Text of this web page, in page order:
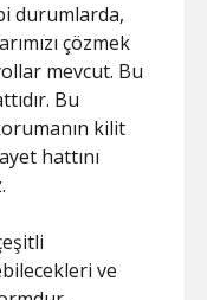
durumlarda,
çözmek
mevcut. Bu
Bu
kilit
hattını
ve